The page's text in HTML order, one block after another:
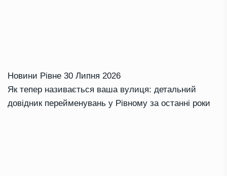
Новини Рівне 30 Липня 2026
Як тепер називається ваша вулиця: детальний
довідник перейменувань у Рівному за останні роки